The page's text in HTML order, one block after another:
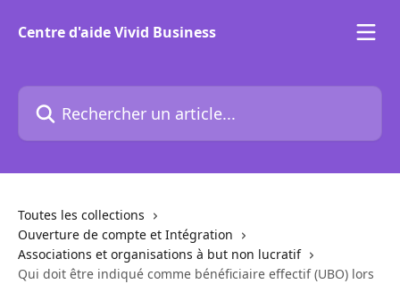
Centre d'aide Vivid Business
Rechercher un article...
Toutes les collections
Ouverture de compte et Intégration
Associations et organisations à but non lucratif
Qui doit être indiqué comme bénéficiaire effectif (UBO) lors